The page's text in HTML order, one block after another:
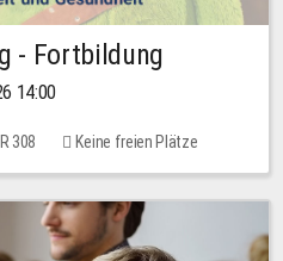
- Fortbildung
14:00
308 Keine freien Plätze